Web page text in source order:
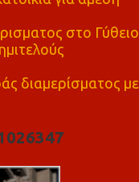
στο Γύθειο
διαμερίσματος με